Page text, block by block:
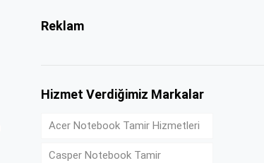
Reklam
Hizmet Verdiğimiz Markalar
Acer Notebook Tamir Hizmetleri
Casper Notebook Tamir